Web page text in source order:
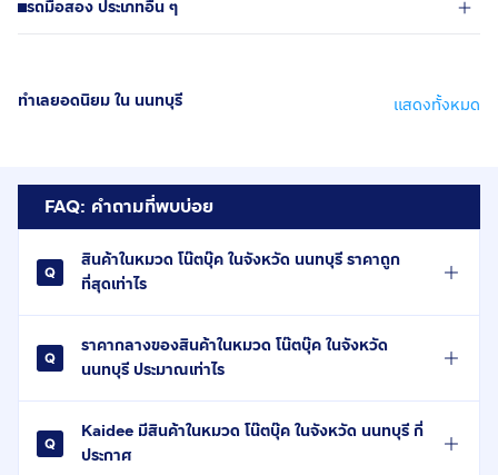
รถมือสอง ประเภทอื่น ๆ
ทำเลยอดนิยม ใน นนทบุรี แสดงทั้งหมด
FAQ: คำถามที่พบบ่อย
สินค้าในหมวด โน๊ตบุ๊ค ในจังหวัด นนทบุรี ราคาถูก
ที่สุดเท่าไร
ราคากลางของสินค้าในหมวด โน๊ตบุ๊ค ในจังหวัด
นนทบุรี ประมาณเท่าไร
Kaidee มีสินค้าในหมวด โน๊ตบุ๊ค ในจังหวัด นนทบุรี กี่
ประกาศ